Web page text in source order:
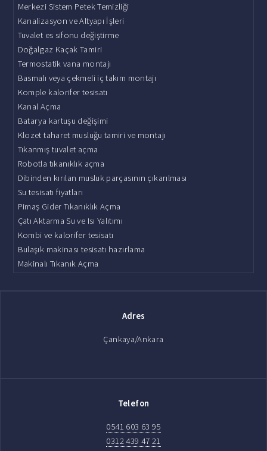
Merkezi Sistem Petek Temizliği
Kanalizasyon ve Altyapı İşleri
Tuvalet es sifonu değiştirme
Doğalgaz Kaçak Tamiri
Termostatik vana montajı
Basmalı veya çekmeli iç takım montajı
Komple kalorifer tesisatı
Kanal Açma
Batarya kartuşu değişimi
Klozet taharet musluğu tamiri ve montajı
Tıkanmış tuvalet açma
Robotla tıkanıklık açma
Dibinden kırılan musluk parçasının çıkarılması
Su tesisatı fiyatları
Pimaş Gider Tıkanıklık Açma
Çatı Aktarma Su ve Isı Yalıtımı
Kombi ve kalorifer tesisatı
Bulaşık makinası tesisatı hazırlama
Makinalı Tıkanık Açma
Adres
Çankaya/Ankara
Telefon
0541 603 63 95
0312 439 47 21